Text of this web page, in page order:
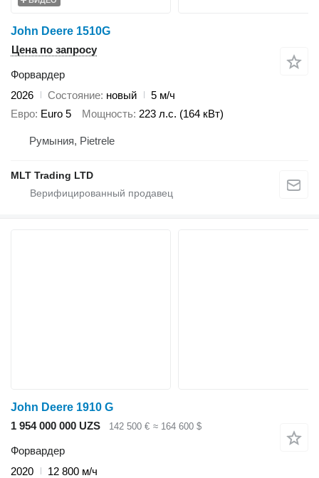
John Deere 1510G
Цена по запросу
Форвардер
2026
Состояние новый
5 м/ч
Евро Euro 5 Мощность 223 л.с. (164 кВт)
Румыния, Pietrele
MLT Trading LTD
John Deere 1910 G
1 954 000 000 UZS
142 500 € ≈ 164 600 $
Форвардер
2020
12 800 м/ч